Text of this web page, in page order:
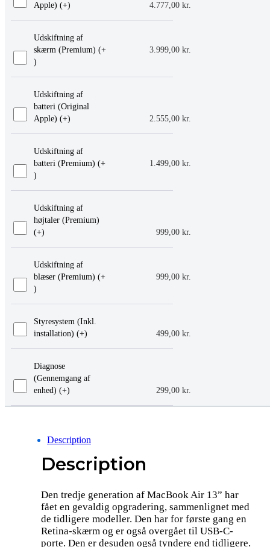
Apple) (+
4.777,00 kr.
)
Udskiftning af
skærm (Premium) (+
3.999,00 kr.
)
Udskiftning af
batteri (Original
Apple) (+
2.555,00 kr.
)
Udskiftning af
batteri (Premium) (+
1.499,00 kr.
)
Udskiftning af
højtaler (Premium)
(+
999,00 kr.
)
Udskiftning af
blæser (Premium) (+
999,00 kr.
)
Styresystem (Inkl.
installation) (+
499,00 kr.
)
Diagnose
(Gennemgang af
enhed) (+
299,00 kr.
)
Description
Description
Den tredje generation af MacBook Air 13” har
fået en gevaldig opgradering, sammenlignet med
de tidligere modeller. Den har for første gang en
Retina-skærm og er også overgået til USB-C-
porte. Den er desuden også tyndere end tidligere.